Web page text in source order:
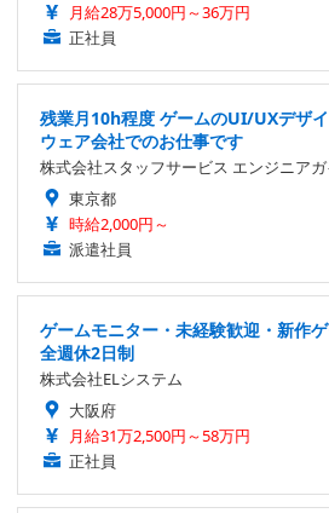
月給28万5,000円～36万円
正社員
残業月10h程度 ゲームのUI/UXデザ
ウェア会社でのお仕事です
株式会社スタッフサービス エンジニア
東京都
時給2,000円～
派遣社員
ゲームモニター・未経験歓迎・新作
全週休2日制
株式会社ELシステム
大阪府
月給31万2,500円～58万円
正社員